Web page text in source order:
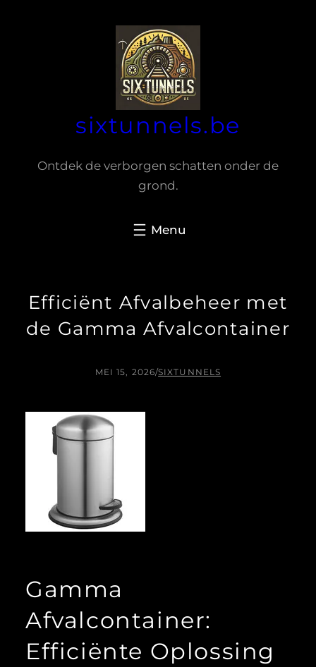
sixtunnels.be
Ontdek de verborgen schatten onder de
grond.
Efficiënt Afvalbeheer met
de Gamma Afvalcontainer
MEI 15, 2026/SIXTUNNELS
Gamma
Afvalcontainer:
Efficiënte Oplossing